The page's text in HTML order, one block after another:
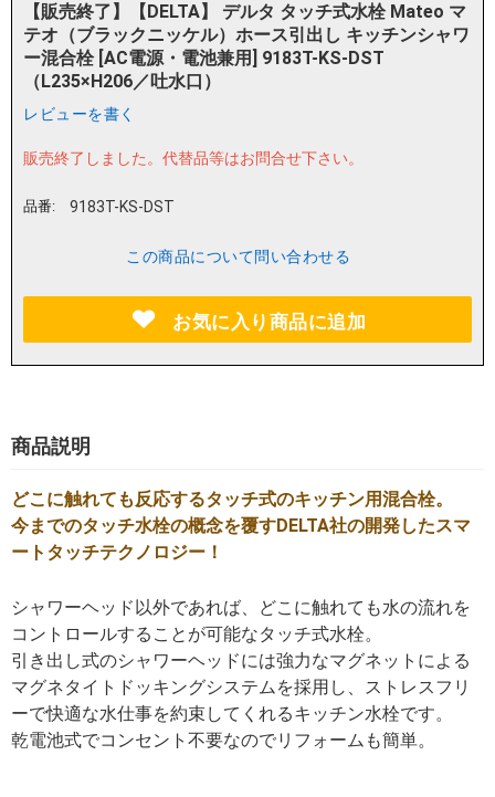
【販売終了】【DELTA】 デルタ タッチ式水栓 Mateo マ
テオ（ブラックニッケル）ホース引出し キッチンシャワ
ー混合栓 [AC電源・電池兼用] 9183T-KS-DST
（L235×H206／吐水口）
レビューを書く
販売終了しました。 代替品等はお問合せ下さい。
品番: 9183T-KS-DST
この商品について問い合わせる
お気に入り商品に追加
商品説明
どこに触れても反応するタッチ式のキッチン用混合栓。
今までのタッチ水栓の概念を覆すDELTA社の開発したスマ
ートタッチテクノロジー！
シャワーヘッド以外であれば、どこに触れても水の流れを
コントロールすることが可能なタッチ式水栓。
引き出し式のシャワーヘッドには強力なマグネットによる
マグネタイトドッキングシステムを採用し、ストレスフリ
ーで快適な水仕事を約束してくれるキッチン水栓です。
乾電池式でコンセント不要なのでリフォームも簡単。